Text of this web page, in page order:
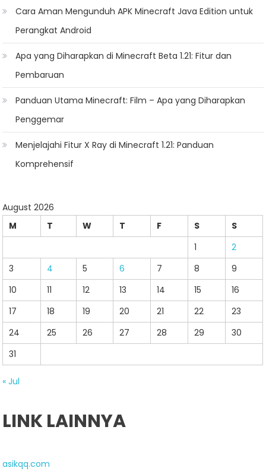
Cara Aman Mengunduh APK Minecraft Java Edition untuk
Perangkat Android
Apa yang Diharapkan di Minecraft Beta 1.21: Fitur dan
Pembaruan
Panduan Utama Minecraft: Film – Apa yang Diharapkan
Penggemar
Menjelajahi Fitur X Ray di Minecraft 1.21: Panduan
Komprehensif
August 2026
M
T W T F S
S
1
2
3
4 5 6 7 8
9
10
11 12 13 14 15
16
17
18 19 20 21 22
23
24
25 26 27 28 29
30
31
« Jul
LINK LAINNYA
asikqq.com